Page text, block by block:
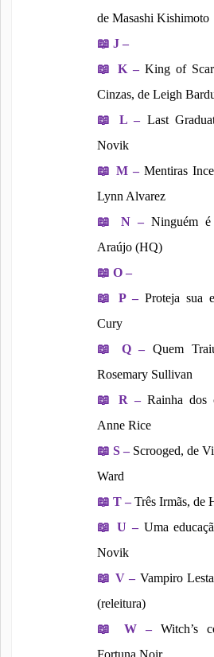
de Masashi Kishimoto
📖 J –
📖
K – King of
Cinzas, de Leigh
📖
L – Last
Novik
📖 M –Mentiras
Lynn Alvarez
📖
N –Ninguém
Araújo (HQ)
📖 O –
📖
P –Proteja sua
Cury
📖
Q –Quem
Rosemary Sullivan
📖
R –Rainha dos
Anne Rice
📖 S – Scrooged, de
Ward
📖 T – Três Irmãs, de
📖 U – Uma
Novik
📖 V – Vampiro
(releitura)
📖
W –Witch’s
Fortuna Noir